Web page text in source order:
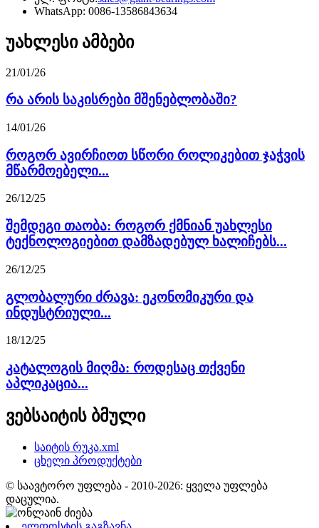
WhatsApp: 0086-13586843634
უახლესი ამბები
21/01/26
რა არის საკისრები მშენებლობაში?
14/01/26
როგორ ავირჩიოთ სწორი როლიკებით ჯაჭვის
მწარმოებელი...
26/12/25
შემდეგი თაობა: როგორ ქმნიან უახლესი
ტექნოლოგიებით დამზადებულ ხალიჩებს...
26/12/25
გლობალური ძრავა: ეკონომიკური და
ინდუსტრიული...
18/12/25
კატალოგის მიღმა: როდესაც თქვენი
აპლიკაცია...
ვებსაიტის ბმული
საიტის რუკა.xml
ცხელი პროდუქტები
© საავტორო უფლება - 2010-2026: ყველა უფლება
დაცულია.